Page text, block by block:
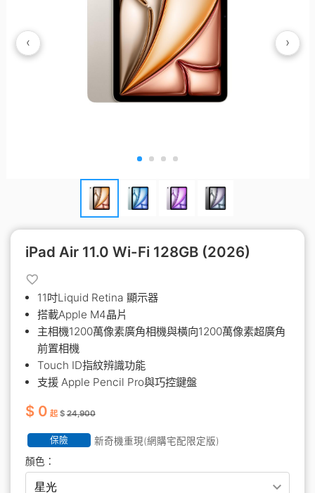
‹ ›
iPad Air 11.0 Wi-Fi 128GB (2026)
11吋Liquid Retina 顯示器
搭載Apple M4晶片
主相機1200萬像素廣角相機與橫向1200萬像素超廣角
前置相機
Touch ID指紋辨識功能
支援 Apple Pencil Pro與巧控鍵盤
$ 0 起 $24,900
保險
新奇機重現(網購宅配限定版)
顏色：